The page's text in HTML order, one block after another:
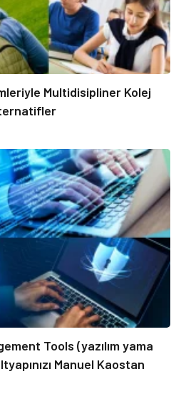
Multidisipliner Kolej
Tools (yazılım yama
Manuel Kaostan